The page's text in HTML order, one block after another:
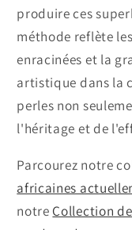
produire ces
méthode reflète
enracinées et la
artistique dans la
perles non
l'héritage et de
Parcourez notre
africaines
notre Collection